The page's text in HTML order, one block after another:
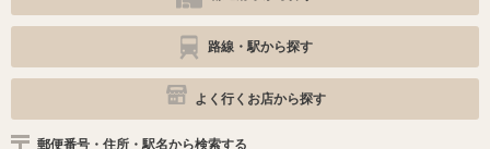
路線・駅から探す
よく行くお店から探す
郵便番号・住所・駅名から検索する